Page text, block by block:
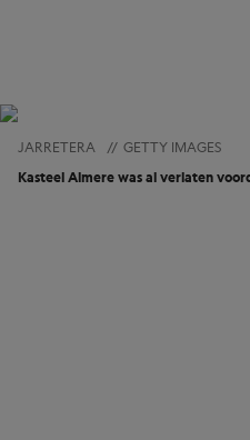
JARRETERA // GETTY IMAGES
Kasteel Almere was al verlaten